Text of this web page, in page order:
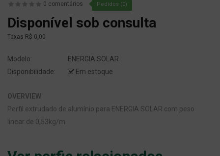
0 comentários Pedidos (0)
Disponível sob consulta
Taxas R$ 0,00
Modelo:
ENERGIA SOLAR
Disponibilidade:
Em estoque
OVERVIEW
Perfil extrudado de alumínio para ENERGIA SOLAR com peso
linear de 0,53kg/m.